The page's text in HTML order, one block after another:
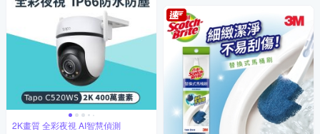
2K畫質 全彩夜視 AI智慧偵測